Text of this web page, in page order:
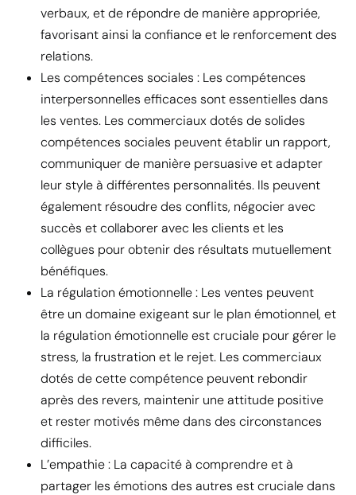
verbaux, et de répondre de manière appropriée,
favorisant ainsi la confiance et le renforcement des
relations.
Les compétences sociales : Les compétences
interpersonnelles efficaces sont essentielles dans
les ventes. Les commerciaux dotés de solides
compétences sociales peuvent établir un rapport,
communiquer de manière persuasive et adapter
leur style à différentes personnalités. Ils peuvent
également résoudre des conflits, négocier avec
succès et collaborer avec les clients et les
collègues pour obtenir des résultats mutuellement
bénéfiques.
La régulation émotionnelle : Les ventes peuvent
être un domaine exigeant sur le plan émotionnel, et
la régulation émotionnelle est cruciale pour gérer le
stress, la frustration et le rejet. Les commerciaux
dotés de cette compétence peuvent rebondir
après des revers, maintenir une attitude positive
et rester motivés même dans des circonstances
difficiles.
L’empathie : La capacité à comprendre et à
partager les émotions des autres est cruciale dans